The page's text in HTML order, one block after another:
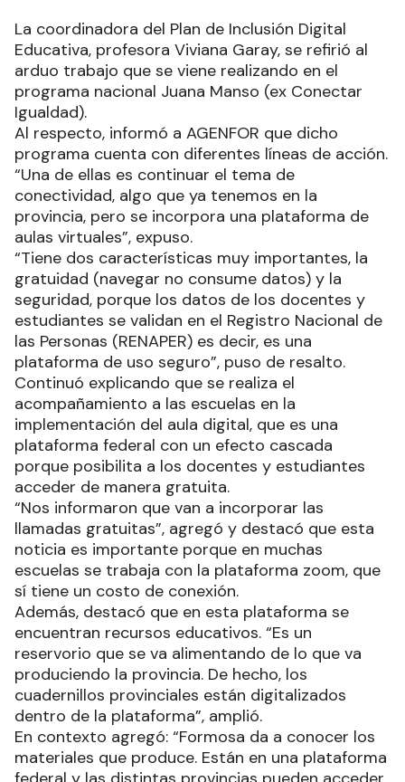
La coordinadora del Plan de Inclusión Digital
Educativa, profesora Viviana Garay, se refirió al
arduo trabajo que se viene realizando en el
programa nacional Juana Manso (ex Conectar
Igualdad).
Al respecto, informó a AGENFOR que dicho
programa cuenta con diferentes líneas de acción.
“Una de ellas es continuar el tema de
conectividad, algo que ya tenemos en la
provincia, pero se incorpora una plataforma de
aulas virtuales”, expuso.
“Tiene dos características muy importantes, la
gratuidad (navegar no consume datos) y la
seguridad, porque los datos de los docentes y
estudiantes se validan en el Registro Nacional de
las Personas (RENAPER) es decir, es una
plataforma de uso seguro”, puso de resalto.
Continuó explicando que se realiza el
acompañamiento a las escuelas en la
implementación del aula digital, que es una
plataforma federal con un efecto cascada
porque posibilita a los docentes y estudiantes
acceder de manera gratuita.
“Nos informaron que van a incorporar las
llamadas gratuitas”, agregó y destacó que esta
noticia es importante porque en muchas
escuelas se trabaja con la plataforma zoom, que
sí tiene un costo de conexión.
Además, destacó que en esta plataforma se
encuentran recursos educativos. “Es un
reservorio que se va alimentando de lo que va
produciendo la provincia. De hecho, los
cuadernillos provinciales están digitalizados
dentro de la plataforma”, amplió.
En contexto agregó: “Formosa da a conocer los
materiales que produce. Están en una plataforma